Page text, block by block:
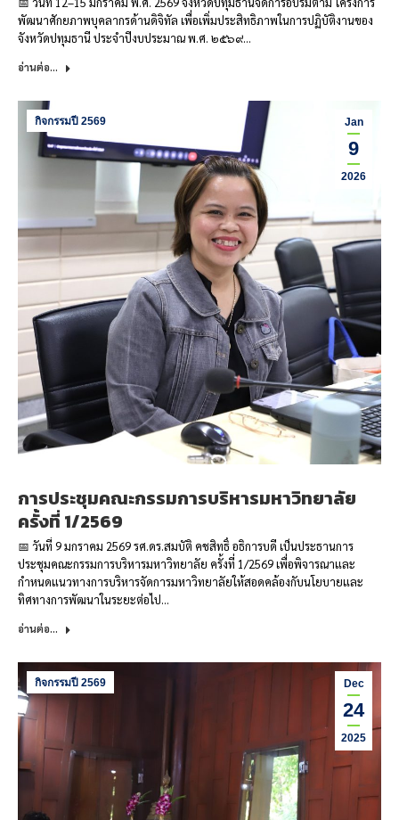
พัฒนาศักยภาพบุคลากรด้านดิจิทัล เพื่อเพิ่มประสิทธิภาพในการปฏิบัติงานของ
จังหวัดปทุมธานี ประจำปีงบประมาณ พ.ศ. ๒๕๖๙…
อ่านต่อ...
Jan
9
2026
กิจกรรมปี 2569
การประชุมคณะกรรมการบริหารมหาวิทยาลัย
ครั้งที่ 1/2569
📅 วันที่ 9 มกราคม 2569 รศ.ดร.สมบัติ คชสิทธิ์ อธิการบดี เป็นประธานการ
ประชุมคณะกรรมการบริหารมหาวิทยาลัย ครั้งที่ 1/2569 เพื่อพิจารณาและ
กำหนดแนวทางการบริหารจัดการมหาวิทยาลัยให้สอดคล้องกับนโยบายและ
ทิศทางการพัฒนาในระยะต่อไป…
อ่านต่อ...
Dec
24
2025
กิจกรรมปี 2569